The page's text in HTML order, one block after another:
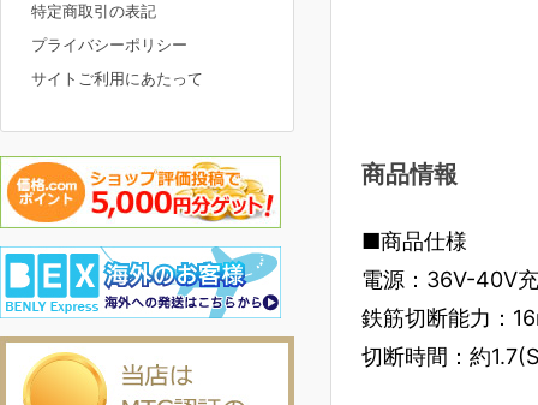
商品情報
■商品仕様
電源：36V-40V
鉄筋切断能力：
切断時間：約
特定商取引の表記
プライバシーポリシー
サイトご利用にあたって